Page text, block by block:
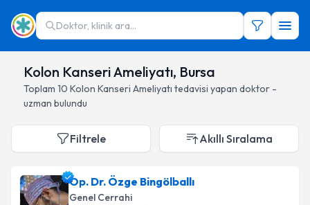
Doktor, klinik ara...
Kolon Kanseri Ameliyatı, Bursa
Toplam 10 Kolon Kanseri Ameliyatı tedavisi yapan doktor -
uzman bulundu
Filtrele Akıllı Sıralama
Op. Dr. Özge Bingölballı
Genel Cerrahi